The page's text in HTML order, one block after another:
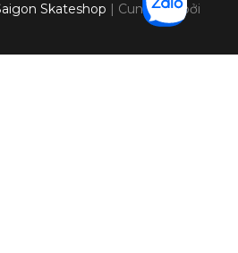
Skateshop | Cung cấp bởi